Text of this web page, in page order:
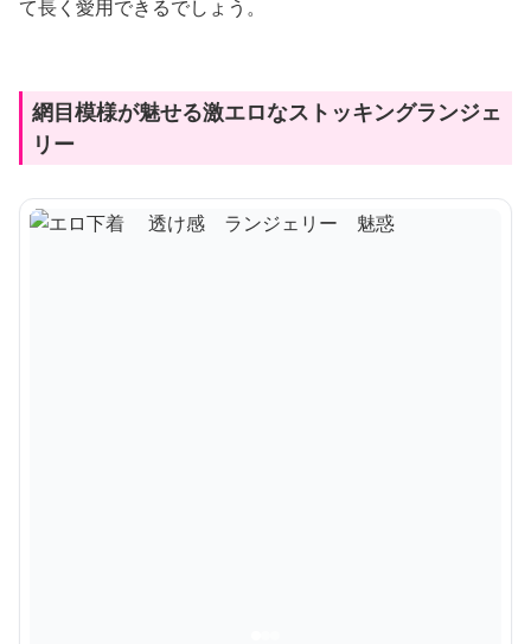
て長く愛用できるでしょう。
網目模様が魅せる激エロなストッキングランジェ
リー